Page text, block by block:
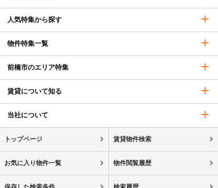
人気特集から探す
物件特集一覧
前橋市のエリア特集
賃貸について知る
当社について
トップページ 賃貸物件検索
お気に入り物件一覧 物件閲覧履歴